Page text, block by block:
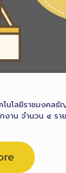
โนโลยีราชมงคลธั
งาน จำนวน ๔ รา